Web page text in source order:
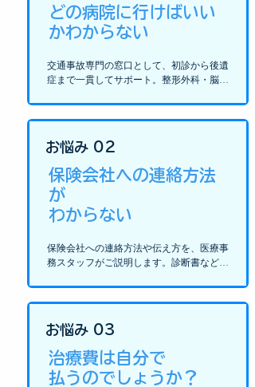
​どの病院に行けばいい
かわからない
交通事故専門の窓口として、初診から後遺
症まで一貫してサポート。整形外科・脳神
お悩み 02
保険会社への連絡方法
が
わからない
保険会社への連絡方法や伝え方を、医療事
務スタッフがご説明します。診断書など必
で、まずはご相談ください。
お悩み 03
治療費は自分で
払うのでしょうか？